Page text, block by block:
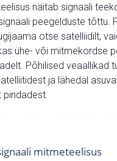
näitab signaali
peegelduste tõttu.
otse satelliidilt,
ühe- või mitmekordse
Põhilised veaallikad
ja lähedal
mitmeteelisus